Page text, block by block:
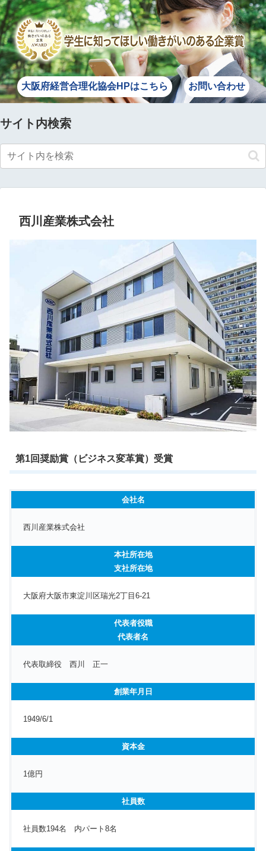
大阪府経営合理化協会HPはこちら お問い合わせ
サイト内検索
西川産業株式会社
第1回奨励賞（ビジネス変革賞）受賞
会社名
西川産業株式会社
本社所在地
支社所在地
大阪府大阪市東淀川区瑞光2丁目6-21
代表者役職
代表者名
代表取締役 西川 正一
創業年月日
1949/6/1
資本金
1億円
社員数
社員数194名 内パート8名